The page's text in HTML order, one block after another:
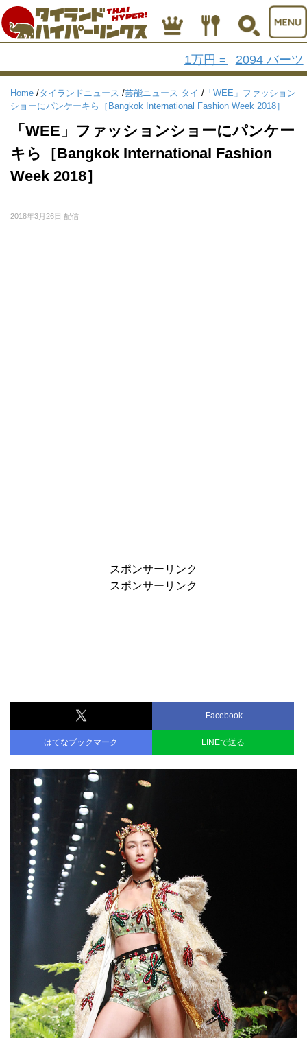
1万円 = 2094 バーツ
Home /タイランドニュース /芸能ニュース タイ / 「WEE」ファッション
ショーにパンケーキら［Bangkok International Fashion Week 2018］
「WEE」ファッションショーにパンケー
キら［Bangkok International Fashion
Week 2018］
2018年3月26日 配信
スポンサーリンク
スポンサーリンク
Facebook
はてなブックマーク LINEで送る